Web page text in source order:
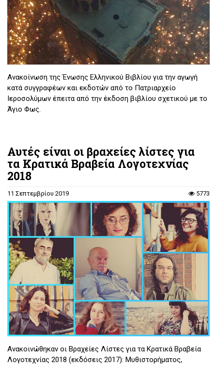
Ανακοίνωση της Ένωσης Ελληνικού Βιβλίου για την αγωγή
κατά συγγραφέων και εκδοτών από το Πατριαρχείο
Ιεροσολύμων έπειτα από την έκδοση βιβλίου σχετικού με το
Άγιο Φως.
Αυτές είναι οι βραχείες λίστες για
τα Κρατικά Βραβεία Λογοτεχνίας
2018
11 Σεπτεμβρίου 2019 5773
Ανακοινώθηκαν οι Βραχείες Λίστες για τα Κρατικά Βραβεία
Λογοτεχνίας 2018 (εκδόσεις 2017): Μυθιστορήματος,